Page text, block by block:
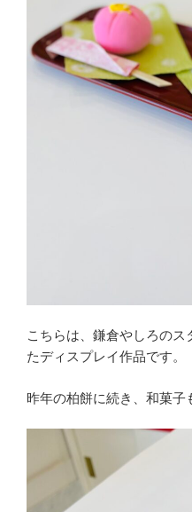
こちらは、鎌倉やしろの
たディスプレイ作品です。
昨年の柏餅に続き、和菓子